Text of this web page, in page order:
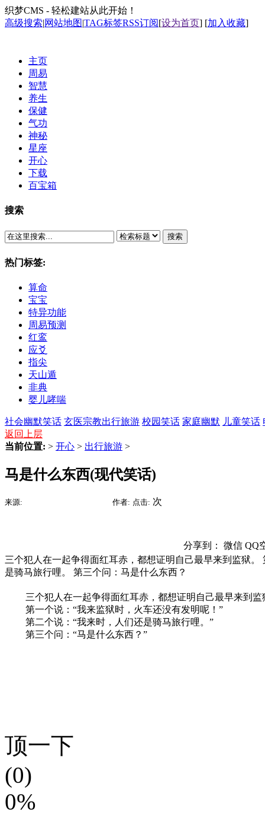
织梦CMS - 轻松建站从此开始！
高级搜索|网站地图|TAG标签RSS订阅[设为首页] [加入收藏]
主页
周易
智慧
养生
保健
气功
神秘
星座
开心
下载
百宝箱
搜索
搜索
热门标签:
算命
宝宝
特异功能
周易预测
红鸾
应爻
指尖
天山遁
非典
婴儿哮喘
社会幽默笑话 玄医宗教出行旅游 校园笑话 家庭幽默 儿童笑话
返回上层
当前位置: > 开心 > 出行旅游 >
马是什么东西(现代笑话)
来源: 作者: 点击: 次
分享到： 微信 QQ
三个犯人在一起争得面红耳赤，都想证明自己最早来到监狱
是骑马旅行哩。 第三个问：马是什么东西？
三个犯人在一起争得面红耳赤，都想证明自己最早来到监
第一个说：“我来监狱时，火车还没有发明呢！”
第二个说：“我来时，人们还是骑马旅行哩。”
第三个问：“马是什么东西？”
顶一下
(0)
0%